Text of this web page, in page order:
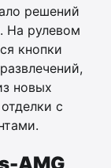
решений
На рулевом
кнопки
новых
с